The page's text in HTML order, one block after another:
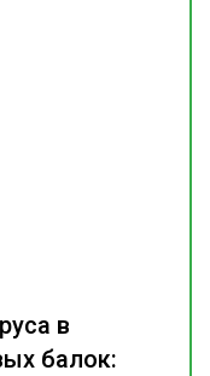
в
балок: